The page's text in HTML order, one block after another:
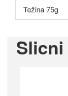
Težina 75g